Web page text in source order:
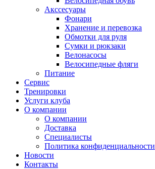
Акссесуары
Фонари
Хранение и перевозка
Обмотки для руля
Сумки и рюкзаки
Велонасосы
Велосипедные фляги
Питание
Сервис
Тренировки
Услуги клуба
О компании
О компании
Доставка
Специалисты
Политика конфиденциальности
Новости
Контакты